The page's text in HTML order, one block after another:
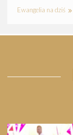
Ewangelia na dziś